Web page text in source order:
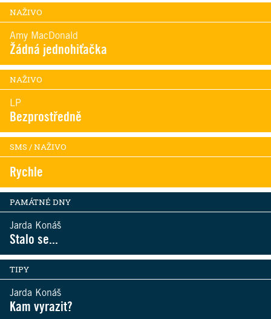
NAŽIVO
Amy MacDonald
Žádná jednohiťačka
NAŽIVO
LP
Bezprostředně
SMS / NAŽIVO
Rychle
PAMÁTNÉ DNY
Jarda Konáš
Stalo se...
TIPY
Jarda Konáš
Kam vyrazit?